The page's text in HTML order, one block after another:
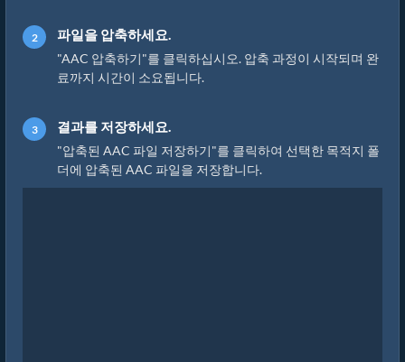
파일을 압축하세요.
"AAC 압축하기"를 클릭하십시오. 압축 과정이 시작되며 완
료까지 시간이 소요됩니다.
결과를 저장하세요.
"압축된 AAC 파일 저장하기"를 클릭하여 선택한 목적지 폴
더에 압축된 AAC 파일을 저장합니다.